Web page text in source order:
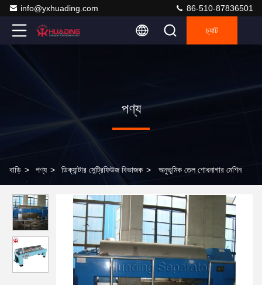
info@yxhuading.com 86-510-87836501
চ্যাট
পণ্য
বাড়ি > পণ্য > ডিক্যান্টার সেন্ট্রিফিউজ বিভাজক > অনুভূমিক তেল শোধনাগার মেশিন